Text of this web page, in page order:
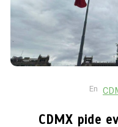
En
CDMX pide